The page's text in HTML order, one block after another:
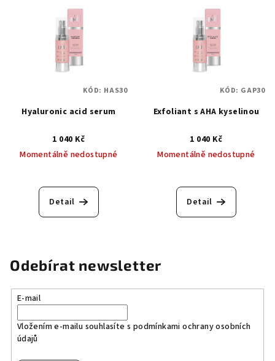
Hyaluronic acid serum
1 040 Kč
Momentálně nedostupné
Detail
KÓD: HAS30
Exfoliant s AHA kyselinou
1 040 Kč
Momentálně nedostupné
Detail
KÓD: GAP30
Odebírat newsletter
E-mail
Vložením e-mailu souhlasíte s podmínkami ochrany osobních
údajů